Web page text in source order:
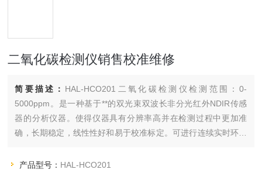
二氧化碳检测仪销售校准维修
简要描述： HAL-HCO201二氧化碳检测仪检测范围：0-
5000ppm。是一种基于**的双光束双波长非分光红外NDIR传感
器的分析仪器。使得仪器具有分辨率高并在检测过程中更加准
确，长期稳定，线性性好和易于校准标定。可进行连续实时环境
申贝仪器提供二氧化碳检测仪销售校准维修服务
产品型号： HAL-HCO201